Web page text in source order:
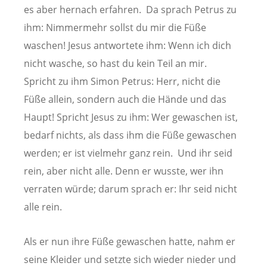
es aber hernach erfahren. Da sprach Petrus zu
ihm: Nimmermehr sollst du mir die Füße
waschen! Jesus antwortete ihm: Wenn ich dich
nicht wasche, so hast du kein Teil an mir.
Spricht zu ihm Simon Petrus: Herr, nicht die
Füße allein, sondern auch die Hände und das
Haupt! Spricht Jesus zu ihm: Wer gewaschen ist,
bedarf nichts, als dass ihm die Füße gewaschen
werden; er ist vielmehr ganz rein. Und ihr seid
rein, aber nicht alle. Denn er wusste, wer ihn
verraten würde; darum sprach er: Ihr seid nicht
alle rein.
Als er nun ihre Füße gewaschen hatte, nahm er
seine Kleider und setzte sich wieder nieder und